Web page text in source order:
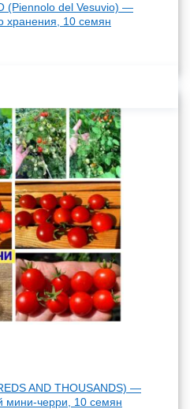
del Vesuvio) —
хранения, 10 семян
AND THOUSANDS) —
мини-черри, 10 семян